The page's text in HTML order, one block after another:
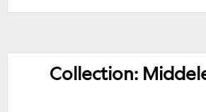
Collection: